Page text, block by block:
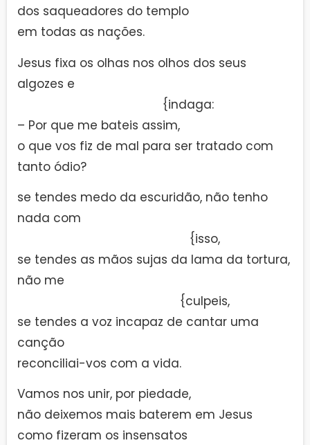
dos saqueadores do templo
em todas as nações.
Jesus fixa os olhas nos olhos dos seus
algozes e
{indaga:
– Por que me bateis assim,
o que vos fiz de mal para ser tratado com
tanto ódio?
se tendes medo da escuridão, não tenho
nada com
{isso,
se tendes as mãos sujas da lama da tortura,
não me
{culpeis,
se tendes a voz incapaz de cantar uma
canção
reconciliai-vos com a vida.
Vamos nos unir, por piedade,
não deixemos mais baterem em Jesus
como fizeram os insensatos